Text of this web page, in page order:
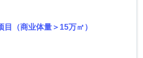
目（商业体量＞15万㎡）